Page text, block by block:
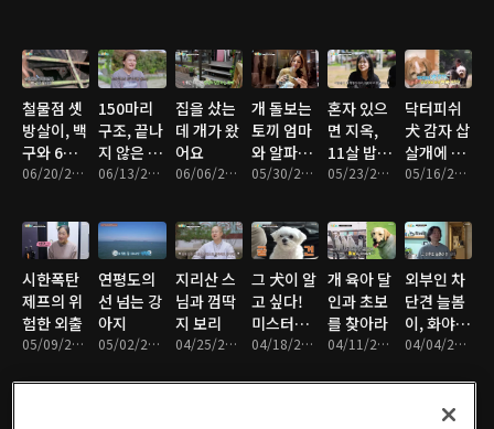
철물점 셋
방살이, 백
구와 6남
매
06/20/2026 • 48분
150마리
구조, 끝나
지 않은 전
쟁
06/13/2026 • 46분
집을 샀는
데 개가 왔
어요
06/06/2026 • 46분
개 돌보는
토끼 엄마
와 알파카
아빠
05/30/2026 • 47분
혼자 있으
면 지옥,
11살 밥통
이
05/23/2026 • 48분
닥터피쉬
犬 감자 삽
살개에 빠
진 영국 신
05/16/2026 • 47분
시한폭탄
제프의 위
험한 외출
05/09/2026 • 47분
연평도의
선 넘는 강
아지
05/02/2026 • 47분
지리산 스
님과 껌딱
지 보리
04/25/2026 • 47분
그 犬이 알
고 싶다!
미스터리
견 우동 &
04/18/2026 • 47분
개 육아 달
인과 초보
를 찾아라
04/11/2026 • 47분
외부인 차
단견 늘봄
이, 화야의
수상한 외
04/04/2026 • 47분